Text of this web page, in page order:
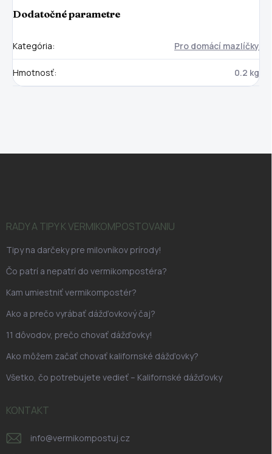
Dodatočné parametre
Kategória: Pro domácí mazlíčky
Hmotnosť: 0.2 kg
RADY A TIPY K VERMIKOMPOSTOVANIU
Tipy na darčeky pre milovníkov prírody!
Čo patrí a nepatrí do vermikompostéra?
Kam umiestniť vermikompostér?
Ako a prečo vyrábať dážďovkový čaj?
11 dôvodov, prečo chovať dážďovky!
Ako môžem začať chovať kalifornské dážďovky?
Všetko, čo potrebujete vedieť – Kalifornské dážďovky
KONTAKT
info@vermikompostuj.cz